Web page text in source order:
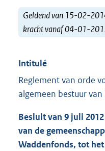
Geldend van 15-02-
kracht vanaf 04-01-
Intitulé
Reglement van orde
algemeen bestuur
Besluit van 9 juli
van de
Waddenfonds, tot